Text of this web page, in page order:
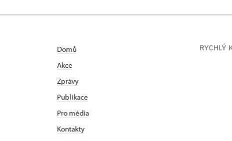
Domů
Akce
Zprávy
Publikace
Pro média
Kontakty
RYCHLÝ